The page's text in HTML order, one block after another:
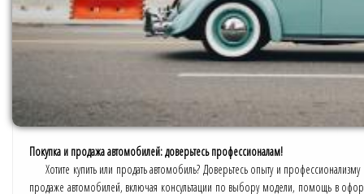
Покупка и продажа автомобилей: доверьтесь профессионалам!
Хотите купить или продать автомобиль? Доверьтесь опыту и
продаже автомобилей, включая консультации по выбору модели, помощь в